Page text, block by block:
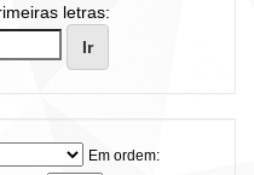
letras:
Em ordem: